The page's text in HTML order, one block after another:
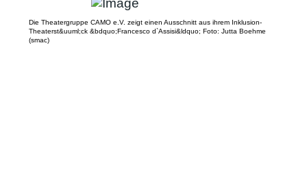
Die Theatergruppe CAMO e.V. zeigt einen Ausschnitt aus ihrem Inklusion-
Theaterst&uuml;ck &bdquo;Francesco d`Assisi&ldquo; Foto: Jutta Boehme
(smac)